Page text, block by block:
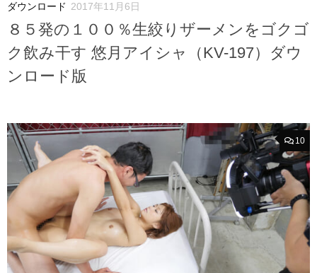
ダウンロード 2017年11月6日
８５発の１００％生絞りザーメンをゴクゴ
ク飲み干す 悠月アイシャ（KV-197）ダウ
ンロード版
10